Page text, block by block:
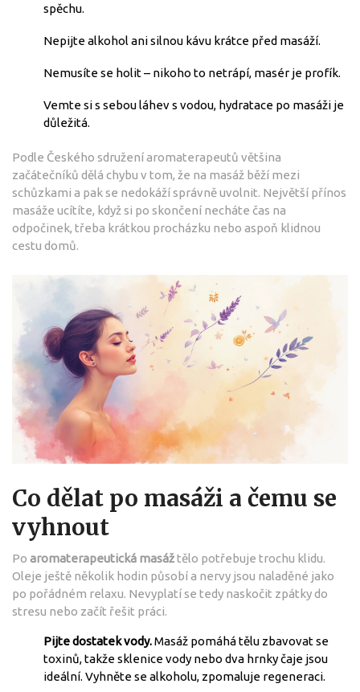
spěchu.
Nepijte alkohol ani silnou kávu krátce před masáží.
Nemusíte se holit – nikoho to netrápí, masér je profík.
Vemte si s sebou láhev s vodou, hydratace po masáži je
důležitá.
Podle Českého sdružení aromaterapeutů většina
začátečníků dělá chybu v tom, že na masáž běží mezi
schůzkami a pak se nedokáží správně uvolnit. Největší přínos
masáže ucítíte, když si po skončení necháte čas na
odpočinek, třeba krátkou procházku nebo aspoň klidnou
cestu domů.
Co dělat po masáži a čemu se
vyhnout
Po aromaterapeutická masážtělo potřebuje trochu klidu.
Oleje ještě několik hodin působí a nervy jsou naladěné jako
po pořádném relaxu. Nevyplatí se tedy naskočit zpátky do
stresu nebo začít řešit práci.
Pijte dostatek vody.Masáž pomáhá tělu zbavovat se
toxinů, takže sklenice vody nebo dva hrnky čaje jsou
ideální. Vyhněte se alkoholu, zpomaluje regeneraci.